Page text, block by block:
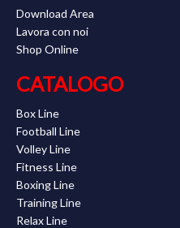
Download Area
Lavora con noi
Shop Online
CATALOGO
Box Line
Football Line
Volley Line
Fitness Line
Boxing Line
Training Line
Relax Line